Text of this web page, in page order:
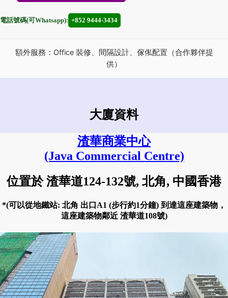
電話號碼(可Whatsapp): +852 9444-3434
額外服務：Office 裝修、間隔設計、傢俬配置（合作夥伴提
供）
大廈資料
渣華商業中心
(Java Commercial Centre)
位置於 渣華道124-132號, 北角, 中國香港
*(可以從地鐵站: 北角 出口A1 (步行約1分鐘) 到達這座建築物，
這座建築物鄰近 渣華道108號)